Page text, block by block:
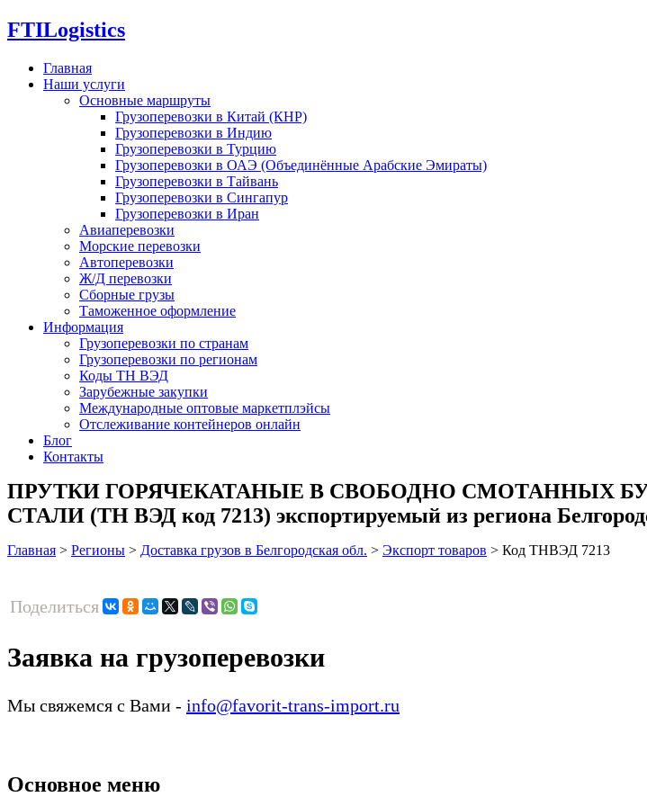
FTILogistics
Главная
Наши услуги
Основные маршруты
Грузоперевозки в Китай (КНР)
Грузоперевозки в Индию
Грузоперевозки в Турцию
Грузоперевозки в ОАЭ (Объединённые Арабские Эмираты)
Грузоперевозки в Тайвань
Грузоперевозки в Сингапур
Грузоперевозки в Иран
Авиаперевозки
Морские перевозки
Автоперевозки
Ж/Д перевозки
Сборные грузы
Таможенное оформление
Информация
Грузоперевозки по странам
Грузоперевозки по регионам
Коды ТН ВЭД
Зарубежные закупки
Международные оптовые маркетплэйсы
Отслеживание контейнеров онлайн
Блог
Контакты
ПРУТКИ ГОРЯЧЕКАТАНЫЕ В СВОБОДНО СМОТАННЫХ
СТАЛИ (ТН ВЭД код 7213) экспортируемый из региона
Главная > Регионы > Доставка грузов в Белгородская обл. > Экспорт товаров > Код ТНВЭД 7213
Поделиться
Заявка на грузоперевозки
Мы свяжемся с Вами - info@favorit-trans-import.ru
Основное меню